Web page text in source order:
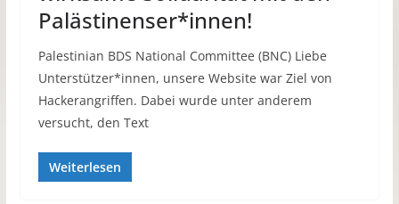
Palästinenser*innen!
Palestinian BDS National Committee (BNC) Liebe
Unterstützer*innen, unsere Website war Ziel von
Hackerangriffen. Dabei wurde unter anderem
versucht, den Text
Weiterlesen